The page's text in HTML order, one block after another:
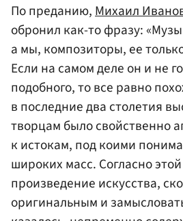
По преданию, Михаил
обронил как-то фразу:
а мы, композиторы, ее
Если на самом деле он и не
подобного, то все равно
в последние два столетия
творцам было свойственно
к истокам, под коими
широких масс. Согласно
произведение искусства,
оригинальным и